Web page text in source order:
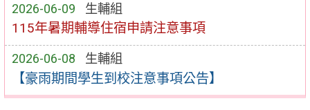
2026-06-09 生輔組
115年暑期輔導住宿申請注意事項
2026-06-08 生輔組
【豪雨期間學生到校注意事項公告】